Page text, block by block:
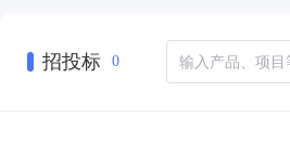
招投标 0